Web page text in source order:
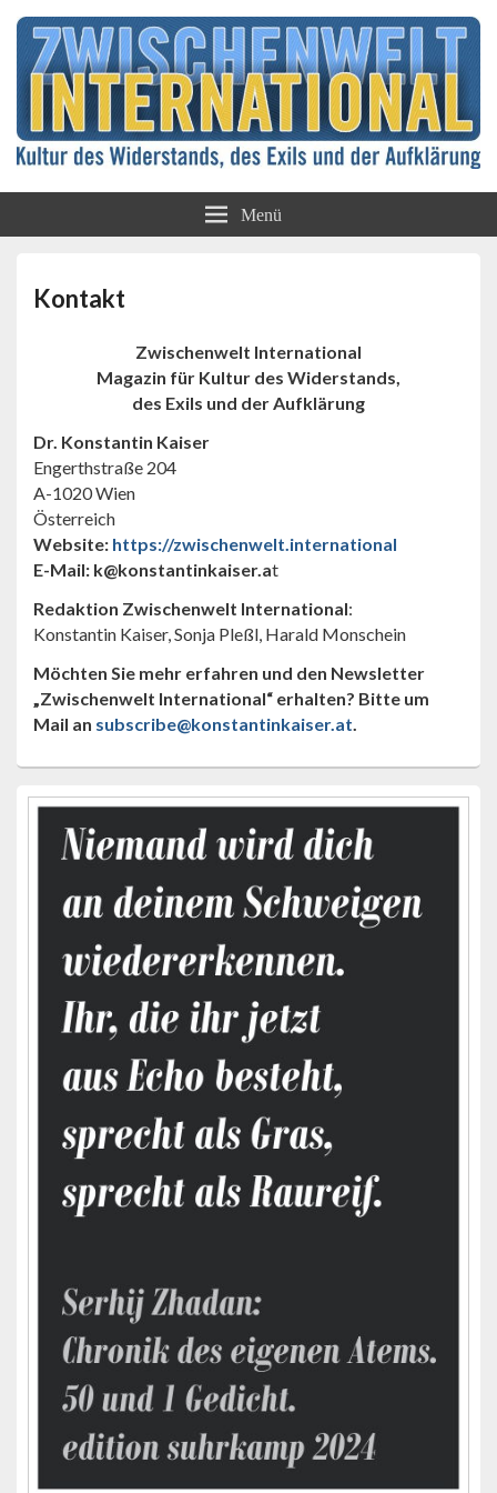
Zwischenwelt
International
Menü
Kontakt
Zwischenwelt International
Magazin für Kultur des Widerstands,
des Exils und der Aufklärung
Dr. Konstantin Kaiser
Engerthstraße 204
A-1020 Wien
Österreich
Website: https://zwischenwelt.international
E-Mail: k@konstantinkaiser.at
Redaktion Zwischenwelt International:
Konstantin Kaiser, Sonja Pleßl, Harald Monschein
Möchten Sie mehr erfahren und den Newsletter
„Zwischenwelt International“ erhalten? Bitte um
Mail an subscribe@konstantinkaiser.at.
Primärer
Widgetbereich